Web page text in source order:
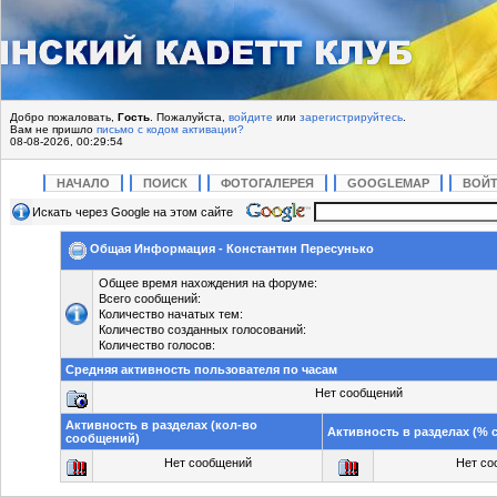
Добро пожаловать, Гость . Пожалуйста, войдите или зарегистрируйтесь
Вам не пришло письмо с кодом активации?
08-08-2026, 00:29:54
НАЧАЛО ПОИСК ФОТОГАЛЕРЕЯ GOOGLEMAP
Искать через Google на этом сайте
Общая Информация - Константин Пересунько
Общее время нахождения на форуме:
Всего сообщений:
Количество начатых тем:
Количество созданных голосований:
Количество голосов:
Средняя активность пользователя по часам
Нет сообщений
Активность в разделах (кол-во
сообщений)
Активность в разделах (%
Нет сообщений Нет